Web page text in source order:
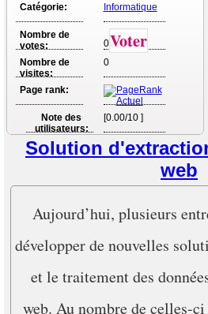
Catégorie: Informatique
Nombre de
votes:
0Voter
Nombre de
visites:
0
Page rank:
Note des
utilisateurs:
[0.00/10 ]
Solution
web
Aujourd’hui, plusieurs
développer de nouvelles
et le traitement des
web. Au nombre de celles-